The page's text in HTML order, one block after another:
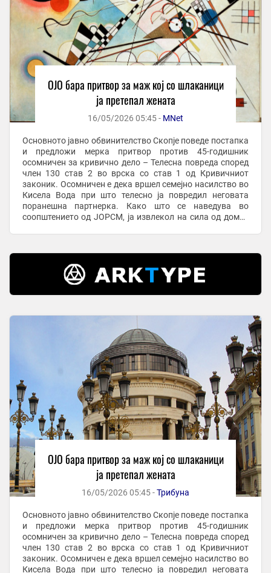
ОЈО бара притвор за маж кој со шлаканици
ја претепал жената
16/05/2026 05:45 - MNet
Основното јавно обвинителство Скопје поведе постапка
и предложи мерка притвор против 45-годишник
осомничен за кривично дело – Телесна повреда според
член 130 став 2 во врска со став 1 од Кривичниот
законик. Осомничен е дека вршел семејно насилство во
Кисела Вода при што телесно ја повредил неговата
поранешна партнерка. Како што се наведува во
соопштението од ЈОРСМ, ја извлекол на сила од домот
ОЈО бара притвор за маж кој со шлаканици
ја претепал жената
16/05/2026 05:45 -Трибуна
Основното јавно обвинителство Скопје поведе постапка
и предложи мерка притвор против 45-годишник
осомничен за кривично дело – Телесна повреда според
член 130 став 2 во врска со став 1 од Кривичниот
законик. Осомничен е дека вршел семејно насилство во
Кисела Вода при што телесно ја повредил неговата